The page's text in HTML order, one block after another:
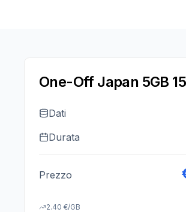
One-Off Japan 5GB
Dati
Durata
Prezzo
2.40 €/GB